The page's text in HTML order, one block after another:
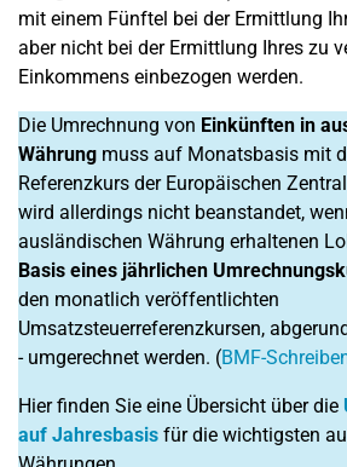
mit einem Fünftel bei der Ermittlung
aber nicht bei der Ermittlung Ihres zu
Einkommens einbezogen werden.
Die Umrechnung von Einkünften in
Währung muss auf Monatsbasis mit
Referenzkurs der Europäischen
wird allerdings nicht beanstandet,
ausländischen Währung erhaltenen
Basis eines jährlichen
den monatlich veröffentlichten
Umsatzsteuerreferenzkursen,
- umgerechnet werden. (BMF-
Hier finden Sie eine Übersicht über die
auf Jahresbasis für die wichtigsten